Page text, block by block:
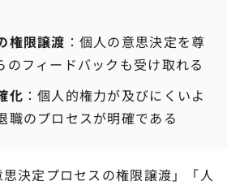
権限譲渡 ：個人の意思決定を尊
のフィードバックも受け取れる
化 ：個人的権力が及びにくいよ
職のプロセスが明確である
思決定プロセスの権限譲渡」「人